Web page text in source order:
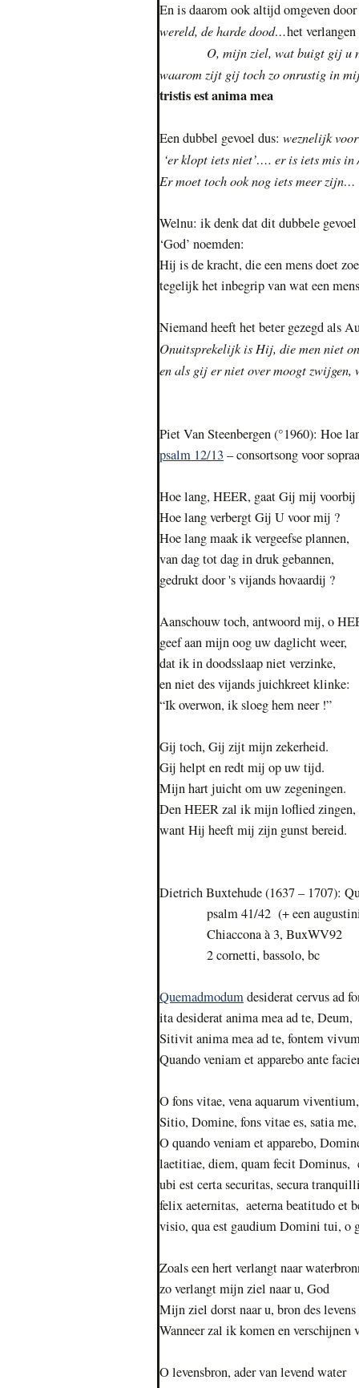
En is daarom ook altijd omgeven
wereld, de harde dood…het
O, mijn ziel, wat buigt gij u
waarom zijt gij toch zo onrustig in
tristis est anima mea
Een dubbel gevoel dus: weznelijk
‘er klopt iets niet’…. er is iets mis
Er moet toch ook nog iets meer
Welnu: ik denk dat dit dubbele
‘God’ noemden:
Hij is de kracht, die een mens doet
tegelijk het inbegrip van wat een
Niemand heeft het beter gezegd als
Onuitsprekelijk is Hij, die men niet
en als gij er niet over moogt
Piet Van Steenbergen (°1960): Hoe
psalm 12/13 – consortsong voor
Hoe lang, HEER, gaat Gij mij voorbij
Hoe lang verbergt Gij U voor mij ?
Hoe lang maak ik vergeefse plannen,
van dag tot dag in druk gebannen,
gedrukt door 's vijands hovaardij ?
Aanschouw toch, antwoord mij, o
geef aan mijn oog uw daglicht weer,
dat ik in doodsslaap niet verzinke,
en niet des vijands juichkreet klinke:
“Ik overwon, ik sloeg hem neer !”
Gij toch, Gij zijt mijn zekerheid.
Gij helpt en redt mij op uw tijd.
Mijn hart juicht om uw zegeningen.
Den HEER zal ik mijn loflied zingen,
want Hij heeft mij zijn gunst bereid.
Dietrich Buxtehude (1637 – 1707):
psalm 41/42 (+ een
Chiaccona à 3, BuxWV92
2 cornetti, bassolo, bc
Quemadmodumdesiderat cervus ad
ita desiderat anima mea ad te, Deum,
Sitivit anima mea ad te, fontem
Quando veniam et apparebo ante
O fons vitae, vena aquarum
Sitio, Domine, fons vitae es, satia me,
O quando veniam et apparebo,
laetitiae, diem, quam fecit Dominus,
ubi est certa securitas, secura
felix aeternitas, aeterna beatitudo et
visio, qua est gaudium Domini tui, o
Zoals een hert verlangt naar
zo verlangt mijn ziel naar u, God
Mijn ziel dorst naar u, bron des
Wanneer zal ik komen en verschijnen
O levensbron, ader van levend water